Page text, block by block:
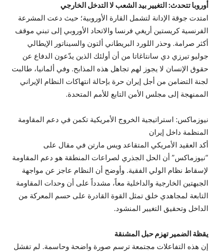
أوروبا تتحدث: التغيير بيد الشعب لا التدخل الخارجي
امتدت جوقة الإدانة لتشمل القارة الأوروبية؛ حيث دعت المشرعة
الفرنسية كريستين أريغي فرنسا والاتحاد الأوروبي إلى تبني موقف
أكثر صرامة. وحذر اللورد البريطاني ألتون والسيناتور الإيطالي
جوليو تيرزي دي سانتاغاتا من أن أولئك الذين يدّعون الدفاع عن
حقوق الإنسان لا يجوز لهم تجاهل هذه المذابح. وفي ألمانيا، طالبت
لجنة التضامن من أجل إيران حرة بإحالة انتهاكات النظام الإيراني
الممنهجة إلى مجلس الأمن التابع للأمم المتحدة.
نيوزماكس: استراتيجية الخروج الأمريكية تكمن في دعم المقاومة
المنظمة داخل إيران
أكد العقيد الأمريكي المتقاعد ويس مارتن في مقال على
“نيوزماكس” أن الحل الجذري لصراعات المنطقة هو دعم المقاومة
لإسقاط نظام الولي الفقیة. وأوضح أن النظام عاجز عن مواجهة
الجبهتين الخارجية والداخلية معاً، مشدداً على أن وحدات المقاومة
التابعة لمجاهدي خلق تمثل القوة القادرة على حسم المعركة من
الداخل وتحقيق التغيير المنشود.
يقظة الضمير تهزم حبل المشنقة
إن هذه التفاعلات مجتمعة ترسم صورة واضحة وحاسمة. لم تفشل